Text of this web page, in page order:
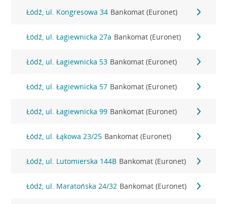
Łódź, ul. Kongresowa 34 Bankomat (Euronet)
Łódź, ul. Łagiewnicka 27a Bankomat (Euronet)
Łódź, ul. Łagiewnicka 53 Bankomat (Euronet)
Łódź, ul. Łagiewnicka 57 Bankomat (Euronet)
Łódź, ul. Łagiewnicka 99 Bankomat (Euronet)
Łódź, ul. Łąkowa 23/25 Bankomat (Euronet)
Łódź, ul. Lutomierska 144B Bankomat (Euronet)
Łódź, ul. Maratońska 24/32 Bankomat (Euronet)